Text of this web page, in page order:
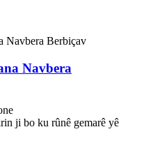
Navbera
ji bo ku rûnê gemarê yê